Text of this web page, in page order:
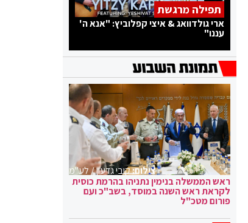
תפילה מרגשת
ארי גולדוואג & איצי קפלוביץ: "אנא ה'
עננו"
צילום:קובי גדעון / לע"מ
ראש הממשלה בנימין נתניהו בהרמת כוסית
לקראת ראש השנה במוסד, בשב"כ ועם
פורום מטכ"ל